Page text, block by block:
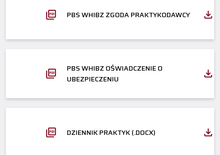
PBS WHIBZ ZGODA PRAKTYKODAWCY
PBS WHIBZ OŚWIADCZENIE O
UBEZPIECZENIU
DZIENNIK PRAKTYK (.DOCX)